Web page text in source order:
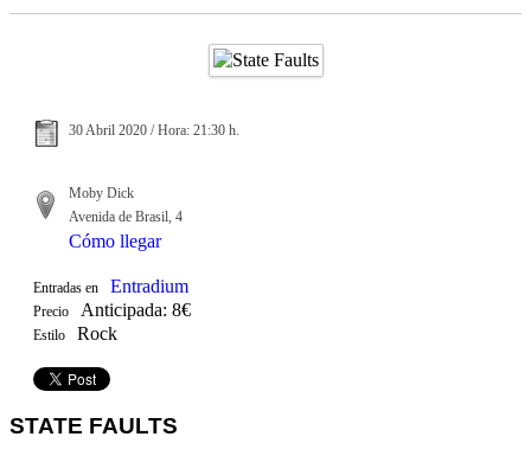
30 Abril 2020 / Hora: 21:30 h.
Moby Dick
Avenida de Brasil, 4
Cómo llegar
Entradas en Entradium
Precio Anticipada: 8€
Estilo Rock
STATE FAULTS